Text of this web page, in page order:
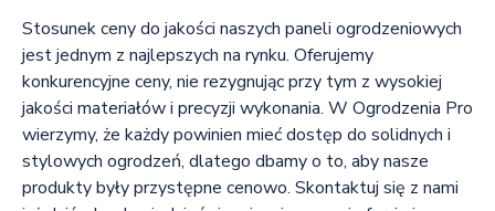
Stosunek ceny do jakości naszych paneli ogrodzeniowych
jest jednym z najlepszych na rynku. Oferujemy
konkurencyjne ceny, nie rezygnując przy tym z wysokiej
jakości materiałów i precyzji wykonania. W Ogrodzenia Pro
wierzymy, że każdy powinien mieć dostęp do solidnych i
stylowych ogrodzeń, dlatego dbamy o to, aby nasze
produkty były przystępne cenowo. Skontaktuj się z nami